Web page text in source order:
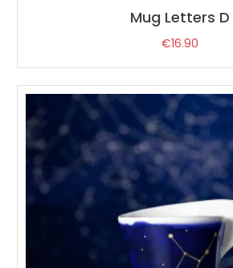
Mug Letters D
€16.90